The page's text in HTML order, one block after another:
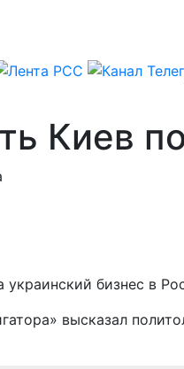
Киев
бизнес в
высказал